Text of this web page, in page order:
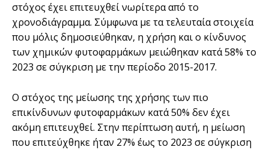
στόχος έχει επιτευχθεί νωρίτερα από το
χρονοδιάγραμμα. Σύμφωνα με τα τελευταία στοιχεία
που μόλις δημοσιεύθηκαν, η χρήση και ο κίνδυνος
των χημικών φυτοφαρμάκων μειώθηκαν κατά 58% το
2023 σε σύγκριση με την περίοδο 2015-2017.
Ο στόχος της μείωσης της χρήσης των πιο
επικίνδυνων φυτοφαρμάκων κατά 50% δεν έχει
ακόμη επιτευχθεί. Στην περίπτωση αυτή, η μείωση
που επιτεύχθηκε ήταν 27% έως το 2023 σε σύγκριση